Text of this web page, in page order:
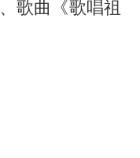
歌曲《歌唱祖